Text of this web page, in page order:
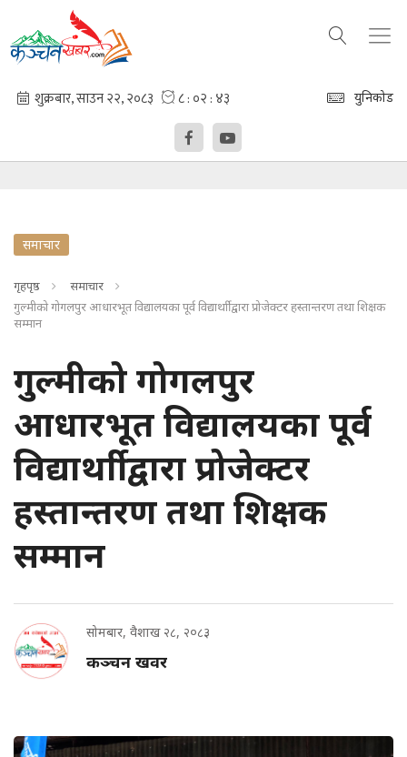
युनिकोड
समाचार
गृहपृष्ठ
समाचार
गुल्मीको गोगलपुर आधारभूत विद्यालयका पूर्व विद्यार्थाीद्वारा प्रोजेक्टर हस्तान्तरण तथा शिक्षक
सम्मान
गुल्मीको गोगलपुर
आधारभूत विद्यालयका पूर्व
विद्यार्थाीद्वारा प्रोजेक्टर
हस्तान्तरण तथा शिक्षक
सम्मान
सोमबार, वैशाख २८, २०८३
कञ्चन खवर